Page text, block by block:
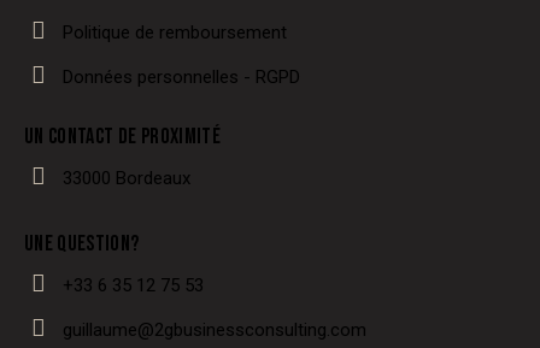
Politique de remboursement
Données personnelles - RGPD
UN CONTACT DE PROXIMITÉ
33000 Bordeaux
UNE QUESTION?
+33 6 35 12 75 53
guillaume@2gbusinessconsulting.com